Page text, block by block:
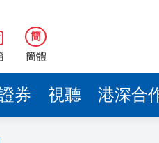
簡
簡體
券 視聽 港深合
州以舊換新帶動消費約18
國企去年合計營收2.58萬
園閱讀活動解鎖閱讀新玩法